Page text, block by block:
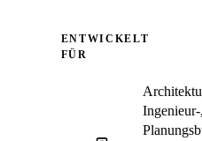
ENTWICKELT
FÜR